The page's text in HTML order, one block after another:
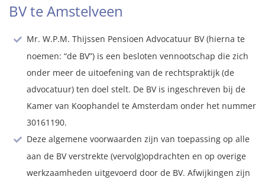
BV te Amstelveen
Mr. W.P.M. Thijssen Pensioen Advocatuur BV (hierna te
noemen: “de BV”) is een besloten vennootschap die zich
onder meer de uitoefening van de rechtspraktijk (de
advocatuur) ten doel stelt. De BV is ingeschreven bij de
Kamer van Koophandel te Amsterdam onder het nummer
30161190.
Deze algemene voorwaarden zijn van toepassing op alle
aan de BV verstrekte (vervolg)opdrachten en op overige
werkzaamheden uitgevoerd door de BV. Afwijkingen zijn